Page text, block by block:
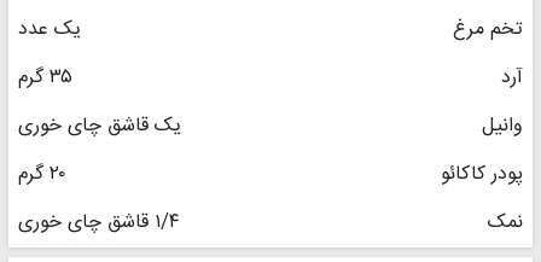
تخم مرغ
یک عدد
آرد
۳۵ گرم
وانیل
یک قاشق چای خوری
پودر کاکائو
۲۰ گرم
نمک
۱/۴ قاشق چای خوری